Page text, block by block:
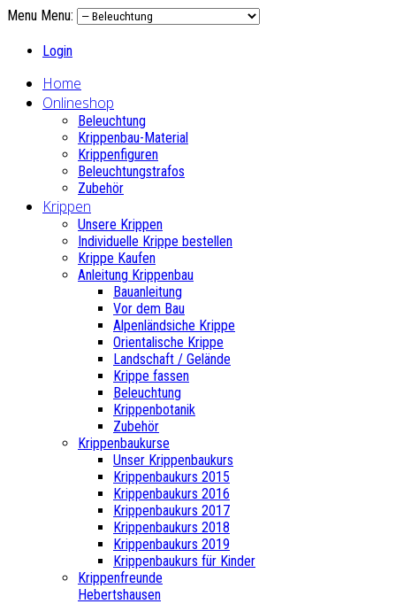
Menu Menu:
Login
Home
Onlineshop
Beleuchtung
Krippenbau-Material
Krippenfiguren
Beleuchtungstrafos
Zubehör
Krippen
Unsere Krippen
Individuelle Krippe bestellen
Krippe Kaufen
Anleitung Krippenbau
Bauanleitung
Vor dem Bau
Alpenländsiche Krippe
Orientalische Krippe
Landschaft / Gelände
Krippe fassen
Beleuchtung
Krippenbotanik
Zubehör
Krippenbaukurse
Unser Krippenbaukurs
Krippenbaukurs 2015
Krippenbaukurs 2016
Krippenbaukurs 2017
Krippenbaukurs 2018
Krippenbaukurs 2019
Krippenbaukurs für Kinder
Krippenfreunde
Hebertshausen